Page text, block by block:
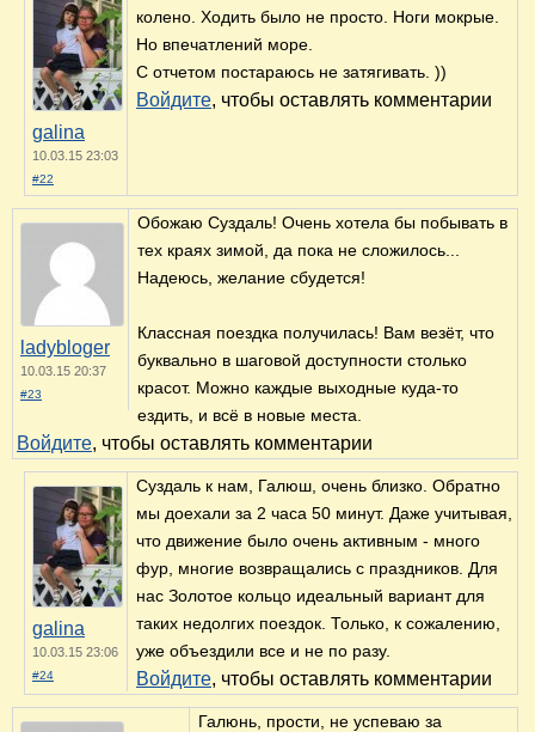
galina
10.03.15 23:03
#22
колено. Ходить было не просто. Ноги мокрые.
Но впечатлений море.
С отчетом постараюсь не затягивать. ))
Войдите, чтобы оставлять комментарии
ladybloger
10.03.15 20:37
#23
Обожаю Суздаль! Очень хотела бы побывать в
тех краях зимой, да пока не сложилось...
Надеюсь, желание сбудется!
Классная поездка получилась! Вам везёт, что
буквально в шаговой доступности столько
красот. Можно каждые выходные куда-то
ездить, и всё в новые места.
Войдите, чтобы оставлять комментарии
galina
10.03.15 23:06
#24
Суздаль к нам, Галюш, очень близко. Обратно
мы доехали за 2 часа 50 минут. Даже учитывая,
что движение было очень активным - много
фур, многие возвращались с праздников. Для
нас Золотое кольцо идеальный вариант для
таких недолгих поездок. Только, к сожалению,
уже объездили все и не по разу.
Войдите, чтобы оставлять комментарии
Галюнь, прости, не успеваю за